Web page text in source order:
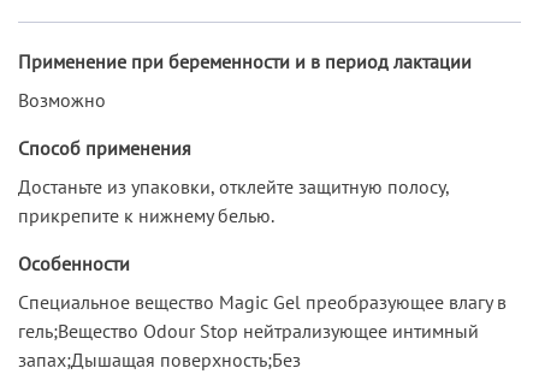
Применение при беременности и в период лактации
Возможно
Способ применения
Достаньте из упаковки, отклейте защитную полосу,
прикрепите к нижнему белью.
Особенности
Специальное вещество Magic Gel преобразующее влагу в
гель;Вещество Odour Stop нейтрализующее интимный
запах;Дышащая поверхность;Без